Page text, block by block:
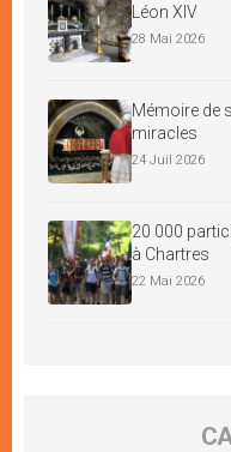
Léon XIV
28 Mai 2026
Mémoire de
miracles
24 Juil 2026
20 000
à Chartres
22 Mai 2026